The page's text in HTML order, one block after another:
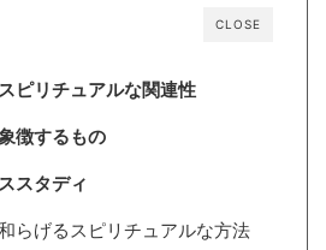
CLOSE
ピリチュアルな関連性
徴するもの
スタディ
らげるスピリチュアルな方法